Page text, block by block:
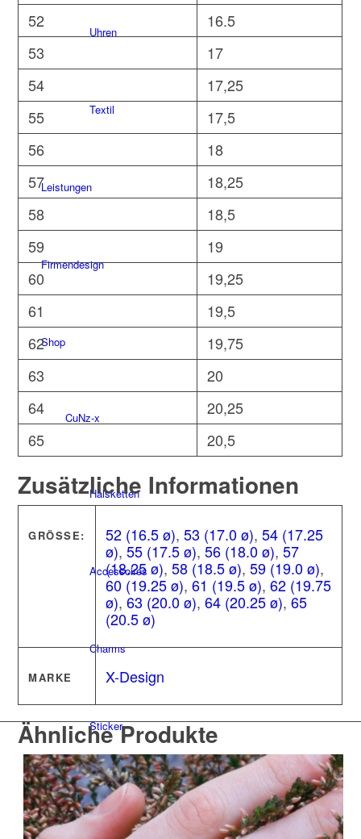
Uhren
Textil
Leistungen
Firmendesign
Shop
CuNz-x
Halsketten
Accessoires
Charms
Sticker
X-Design
52
16.5
53
17
54
17,25
55
17,5
56
18
57
18,25
58
18,5
59
19
60
19,25
61
19,5
62
19,75
63
20
64
20,25
65
20,5
Zusätzliche Informationen
GRÖSSE: 52 (16.5 ø),53 (17.0 ø),54 (17.25
ø),55 (17.5 ø),56 (18.0 ø),57
(18.25 ø),58 (18.5 ø),59 (19.0 ø),
60 (19.25 ø),61 (19.5 ø),62 (19.75
ø),63 (20.0 ø),64 (20.25 ø),65
(20.5 ø)
MARKE X-Design
Ähnliche Produkte